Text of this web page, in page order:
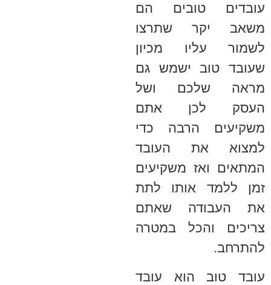
עובדים טובים הם
משאב יקר שתרצו
לשמור עליו מכיון
שעובד טוב ישמש גם
מראה שלכם ושל
העסק לכן אתם
משקיעים הרבה כדי
למצוא את העובד
המתאים ואז משקיעים
זמן ללמד אותו לתת
את העבודה שאתם
צריכים והכל במטרה
להתרחב.
עובד טוב הוא עובד